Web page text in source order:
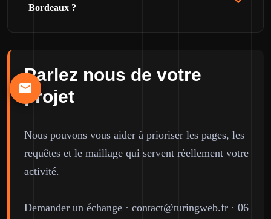
Bordeaux ?
Parlez nous de votre
projet
Nous pouvons vous aider à prioriser les pages, les
requêtes et le maillage qui servent réellement votre
activité.
Demander un échange · contact@turingweb.fr · 06